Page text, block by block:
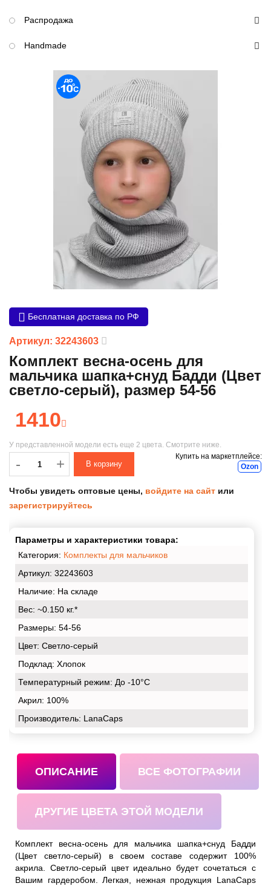
Распродажа
Handmade
Бесплатная доставка по РФ
Артикул: 32243603
Комплект весна-осень для
мальчика шапка+снуд Бадди (Цвет
светло-серый), размер 54-56
1410
У представленной модели есть еще 2 цвета. Смотрите ниже.
-
- +
Купить на маркетплейсе:
Ozon
Чтобы увидеть оптовые цены, войдите на сайт или
зарегистрируйтесь
Параметры и характеристики товара:
Категория: Комплекты для мальчиков
Артикул: 32243603
Наличие: На складе
Вес: ~0.150 кг.*
Размеры: 54-56
Цвет: Светло-серый
Подклад: Хлопок
Температурный режим: До -10°С
Акрил: 100%
Производитель: LanaCaps
ОПИСАНИЕ ВСЕ ФОТОГРАФИИ
ДРУГИЕ ЦВЕТА ЭТОЙ МОДЕЛИ
Комплект весна-осень для мальчика шапка+снуд Бадди
(Цвет светло-серый) в своем составе содержит 100%
акрила. Светло-серый цвет идеально будет сочетаться с
Вашим гардеробом. Легкая, нежная продукция LanaCaps